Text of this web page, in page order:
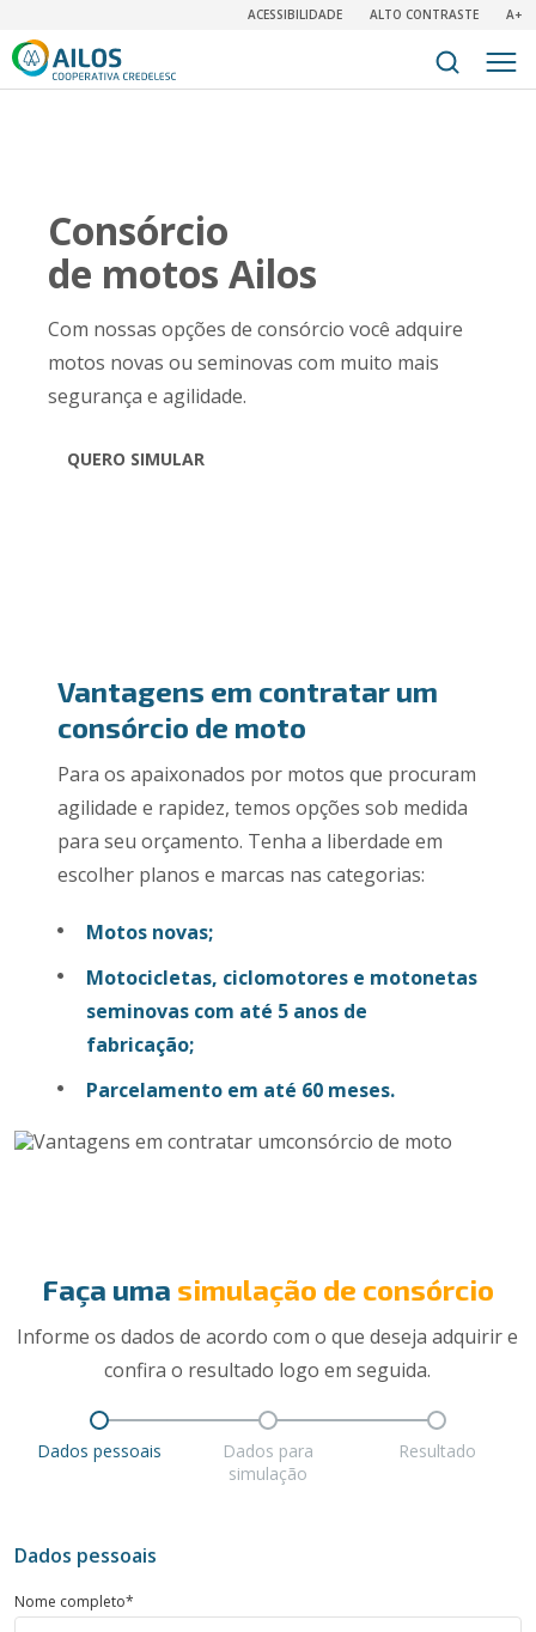
ACESSIBILIDADE ALTO CONTRASTE A+
Consórcio
de motos Ailos
Com nossas opções de consórcio você adquire
motos novas ou seminovas com muito mais
segurança e agilidade.
QUERO SIMULAR
Vantagens em contratar um
consórcio de moto
Para os apaixonados por motos que procuram
agilidade e rapidez, temos opções sob medida
para seu orçamento. Tenha a liberdade em
escolher planos e marcas nas categorias:
Motos novas;
Motocicletas, ciclomotores e motonetas
seminovas com até 5 anos de
fabricação;
Parcelamento em até 60 meses.
Faça uma simulação de consórcio
Informe os dados de acordo com o que deseja adquirir e
confira o resultado logo em seguida.
Dados pessoais
Dados para
simulação
Resultado
Dados pessoais
Nome completo*